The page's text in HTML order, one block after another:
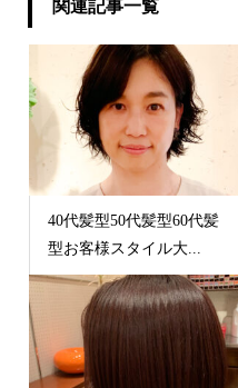
関連記事一覧
40代髪型50代髪型60代髪
型お客様スタイル大...